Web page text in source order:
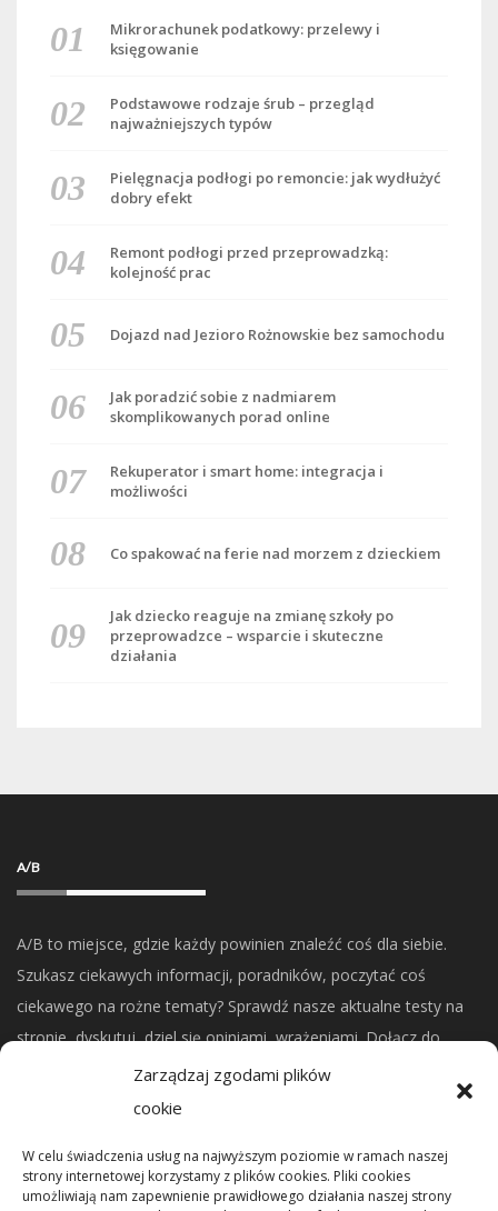
Zarządzaj zgodami plików
cookie
W celu świadczenia usług na najwyższym poziomie w ramach naszej
strony internetowej korzystamy z plików cookies. Pliki cookies
umożliwiają nam zapewnienie prawidłowego działania naszej strony
Mikrorachunek podatkowy: przelewy i
księgowanie
Podstawowe rodzaje śrub – przegląd
najważniejszych typów
Pielęgnacja podłogi po remoncie: jak wydłużyć
dobry efekt
Remont podłogi przed przeprowadzką:
kolejność prac
Dojazd nad Jezioro Rożnowskie bez samochodu
Jak poradzić sobie z nadmiarem
skomplikowanych porad online
Rekuperator i smart home: integracja i
możliwości
Co spakować na ferie nad morzem z dzieckiem
Jak dziecko reaguje na zmianę szkoły po
przeprowadzce – wsparcie i skuteczne
działania
A/B
A/B to miejsce, gdzie każdy powinien znaleźć coś dla siebie.
Szukasz ciekawych informacji, poradników, poczytać coś
ciekawego na rożne tematy? Sprawdź nasze aktualne testy na
stronie, dyskutuj, dziel się opiniami, wrażeniami. Dołącz do
naszej społeczności.
Mikrorachunek podatkowy: przelewy i księgowanie